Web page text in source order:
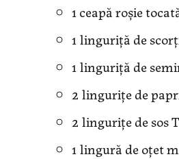
1 ceapă roșie
1 linguriță de
1 linguriță de
2 lingurițe de
2 lingurițe de sos
1 lingură de oțet